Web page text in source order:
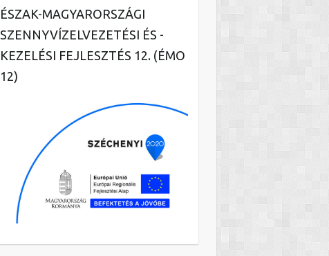
ÉSZAK-MAGYARORSZÁGI
SZENNYVÍZELVEZETÉSI ÉS -
KEZELÉSI FEJLESZTÉS 12. (ÉMO
12)